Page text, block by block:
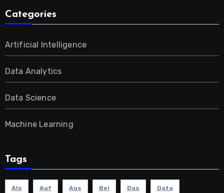
Categories
Artificial Intelligence
Data Analytics
Data Science
Machine Learning
Tags
Als Auf Aus Bei Das Data